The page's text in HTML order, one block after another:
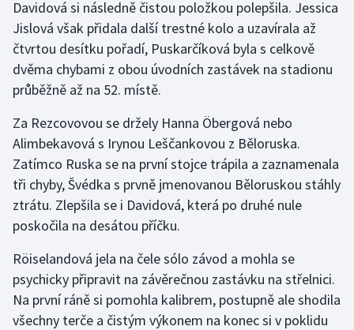
Davidová si následně čistou položkou polepšila. Jessica
Jislová však přidala další trestné kolo a uzavírala až
čtvrtou desítku pořadí, Puskarčíková byla s celkově
dvěma chybami z obou úvodních zastávek na stadionu
průběžně až na 52. místě.
Za Rezcovovou se držely Hanna Öbergová nebo
Alimbekavová s Irynou Leščankovou z Běloruska.
Zatímco Ruska se na první stojce trápila a zaznamenala
tři chyby, Švédka s prvně jmenovanou Běloruskou stáhly
ztrátu. Zlepšila se i Davidová, která po druhé nule
poskočila na desátou příčku.
Röiselandová jela na čele sólo závod a mohla se
psychicky připravit na závěrečnou zastávku na střelnici.
Na první ráně si pomohla kalibrem, postupně ale shodila
všechny terče a čistým výkonem na konec si v poklidu